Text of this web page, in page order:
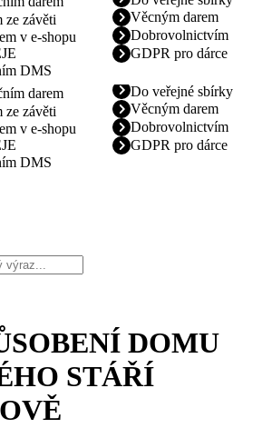
ze závěti
v e-shopu
DMS
Věcným darem
Dobrovolnictvím
GDPR pro dárce
darem
ze závěti
v e-shopu
DMS
Do veřejné sbírky
Věcným darem
Dobrovolnictvím
GDPR pro dárce
DOMU
STÁŘÍ